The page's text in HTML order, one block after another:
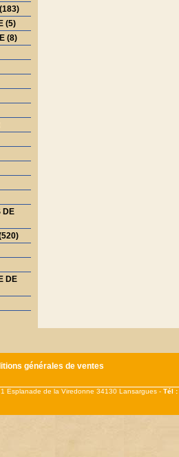
(5)
(8)
DE
DE
générales de ventes
Esplanade de la Viredonne 34130 Lansargues -Tél